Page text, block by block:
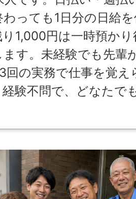
っても1日分の日給
1,000円は一時預か
ます。未経験でも先輩
回の実務で仕事を覚え
験不問で、どなたで